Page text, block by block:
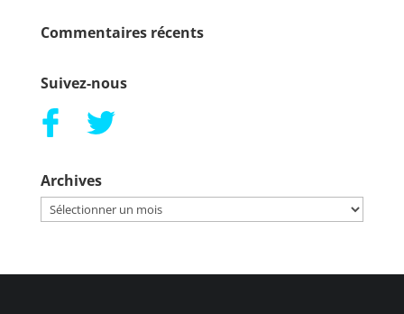
Commentaires récents
Suivez-nous
Archives
Archives